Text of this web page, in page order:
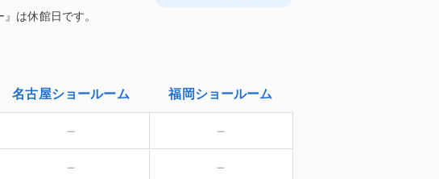
名古屋ショールーム 福岡ショールーム
－ －
－ －